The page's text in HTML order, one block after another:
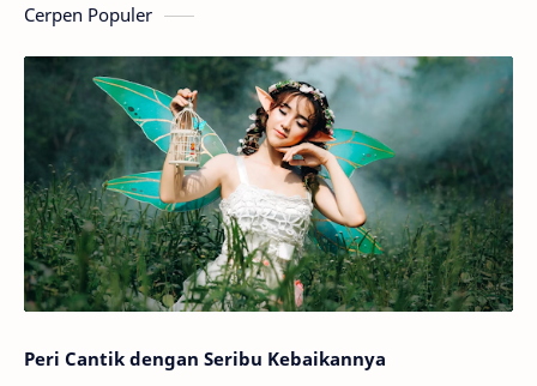
Cerpen Populer
Peri Cantik dengan Seribu Kebaikannya